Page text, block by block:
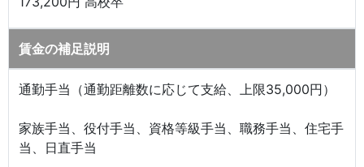
賃金の補足説明
通勤手当（通勤距離数に応じて支給、上限35,000円）
家族手当、役付手当、資格等級手当、職務手当、住宅手
当、日直手当